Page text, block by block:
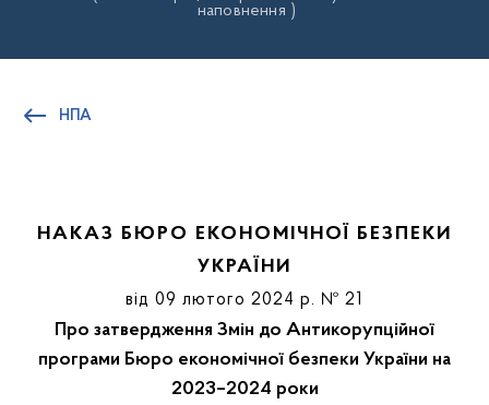
наповнення )
НПА
НАКАЗ БЮРО ЕКОНОМІЧНОЇ БЕЗПЕКИ
УКРАЇНИ
від 09 лютого 2024 р. № 21
Про затвердження Змін до Антикорупційної
програми Бюро економічної безпеки України на
2023–2024 роки